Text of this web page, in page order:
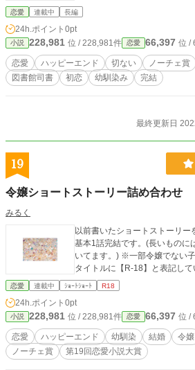
恋愛 連載中 長編
24h.ポイント 0pt
小説 228,981 位 / 228,981件 恋愛 66,397 位 /
恋愛 ハッピーエンド 切ない ノーチェ賞
図書館司書
初恋 幼馴染み 完結
最終更新日
19
令嬢ショートストーリー詰め合わせ
みるく
以前書いたショートストーリー
基本1話完結です。(長いものに
いてます。) ※一部令嬢でない子も居ます。
タイトルに【R-18】と表記して
恋愛 連載中 ｼｮｰﾄｼｮｰﾄ R18
24h.ポイント 0pt
小説 228,981 位 / 228,981件 恋愛 66,397 位 /
恋愛 ハッピーエンド 幼馴染 結婚 令嬢
ノーチェ賞
第19回恋愛小説大賞